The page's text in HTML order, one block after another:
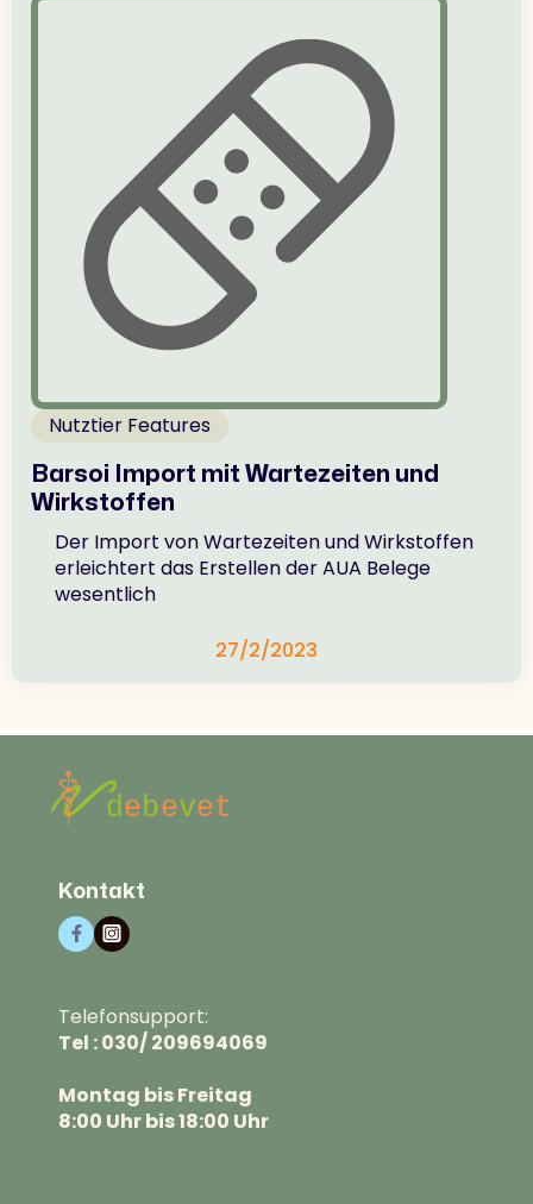
Nutztier Features
Barsoi Import mit Wartezeiten und
Wirkstoffen
Der Import von Wartezeiten und Wirkstoffen
erleichtert das Erstellen der AUA Belege
wesentlich
27/2/2023
Kontakt
Telefonsupport:
Tel : 030/ 209694069
Montag bis Freitag
8:00 Uhr bis 18:00 Uhr